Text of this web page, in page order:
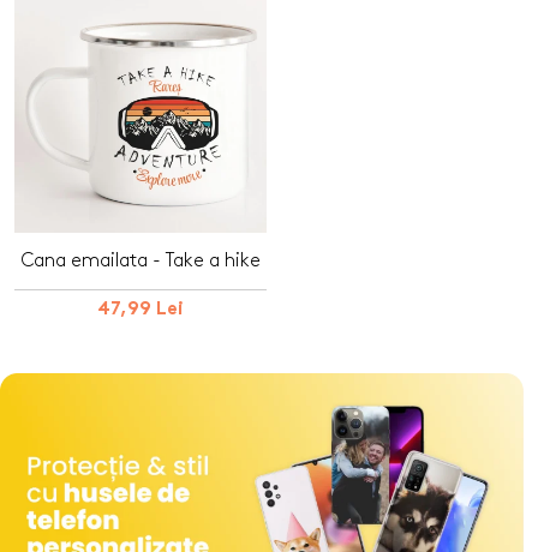
Cana emailata - Take a hike
47,99 Lei